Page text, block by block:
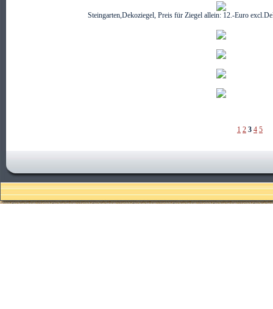
Steingarten,Dekoziegel, Preis für Ziegel allein: 12.-Euro
1 2 3 4 5